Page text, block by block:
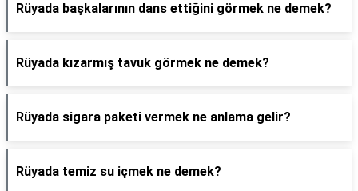
Rüyada başkalarının dans ettiğini görmek ne demek?
Rüyada kızarmış tavuk görmek ne demek?
Rüyada sigara paketi vermek ne anlama gelir?
Rüyada temiz su içmek ne demek?